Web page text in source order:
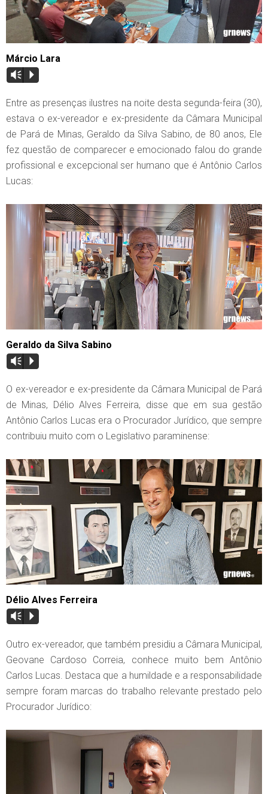
Márcio Lara
Vm P
Entre as presenças ilustres na noite desta segunda-feira (30),
estava o ex-vereador e ex-presidente da Câmara Municipal
de Pará de Minas, Geraldo da Silva Sabino, de 80 anos, Ele
fez questão de comparecer e emocionado falou do grande
profissional e excepcional ser humano que é Antônio Carlos
Lucas:
Geraldo da Silva Sabino
Vm P
O ex-vereador e ex-presidente da Câmara Municipal de Pará
de Minas, Délio Alves Ferreira, disse que em sua gestão
Antônio Carlos Lucas era o Procurador Jurídico, que sempre
contribuiu muito com o Legislativo paraminense:
Délio Alves Ferreira
Vm P
Outro ex-vereador, que também presidiu a Câmara Municipal,
Geovane Cardoso Correia, conhece muito bem Antônio
Carlos Lucas. Destaca que a humildade e a responsabilidade
sempre foram marcas do trabalho relevante prestado pelo
Procurador Jurídico: